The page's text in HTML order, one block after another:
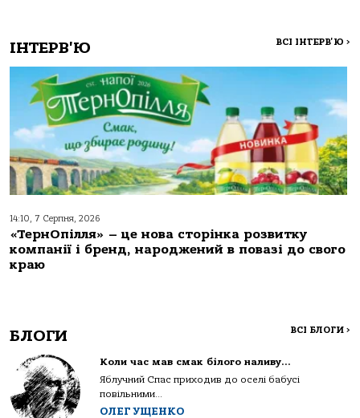
ІНТЕРВ'Ю ВСІ ІНТЕРВ'Ю >
14:10, 7 Серпня, 2026
«ТернОпілля» – це нова сторінка розвитку
компанії і бренд, народжений в повазі до свого
краю
БЛОГИ ВСІ БЛОГИ >
Коли час мав смак білого наливу…
Яблучний Спас приходив до оселі бабусі
повільними...
ОЛЕГ УЩЕНКО